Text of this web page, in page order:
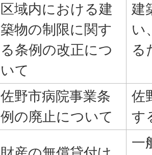
区域内における建
築物の制限に関す
る条例の改正につ
いて
建
い
る
佐野市病院事業条
例の廃止について
佐
す
一